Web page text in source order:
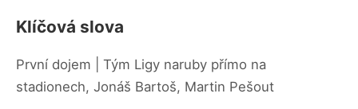
Klíčová slova
První dojem | Tým Ligy naruby přímo na
stadionech, Jonáš Bartoš, Martin Pešout